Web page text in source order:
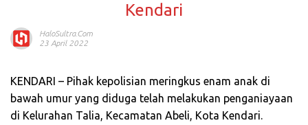
Kendari
HaloSultra.com
23 April 2022
KENDARI – Pihak kepolisian meringkus enam anak di
bawah umur yang diduga telah melakukan penganiayaan
di Kelurahan Talia, Kecamatan Abeli, Kota Kendari.